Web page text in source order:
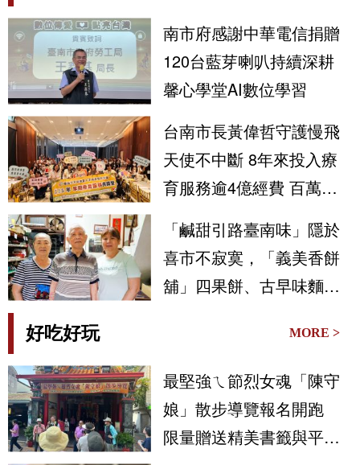
南市府感謝中華電信捐贈
120台藍芽喇叭持續深耕
馨心學堂AI數位學習
台南市長黃偉哲守護慢飛
天使不中斷 8年來投入療
育服務逾4億經費 百萬人
「鹹甜引路臺南味」隱於
喜市不寂寞，「義美香餅
舖」四果餅、古早味麵粉
好吃好玩 MORE >
最堅強ㄟ節烈女魂「陳守
娘」散步導覽報名開跑
限量贈送精美書籤與平安